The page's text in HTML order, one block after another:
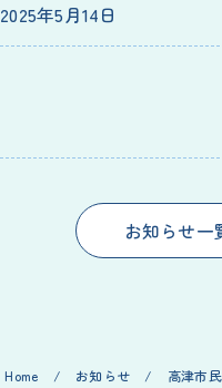
2025年5月14日
お知らせ一
Home / お知らせ / 高津市